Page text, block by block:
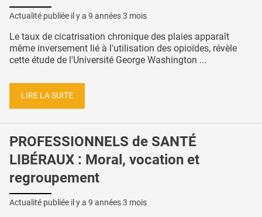
Actualité publiée il y a 9 années 3 mois
Le taux de cicatrisation chronique des plaies apparaît
même inversement lié à l'utilisation des opioïdes, révèle
cette étude de l'Université George Washington ...
LIRE LA SUITE
PROFESSIONNELS de SANTÉ
LIBÉRAUX : Moral, vocation et
regroupement
Actualité publiée il y a 9 années 3 mois